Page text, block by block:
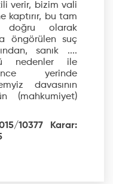
verir, bizim vali
kaptırır, bu tam
olarak
öngörülen suç
sanık ....
nedenler ile
yerinde
davasının
(mahkumiyet)
10377 Karar: